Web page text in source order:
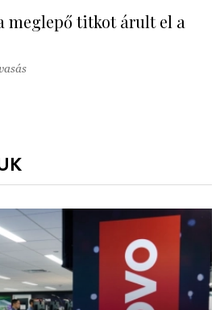
meglepő titkot árult el a